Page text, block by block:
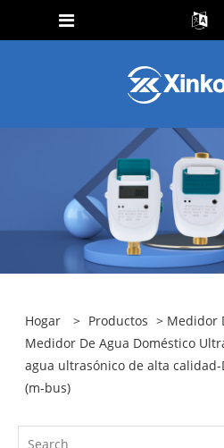
Hogar > Productos > Medidor
Medidor De Agua Doméstico
agua ultrasónico de alta calidad-
(m-bus)